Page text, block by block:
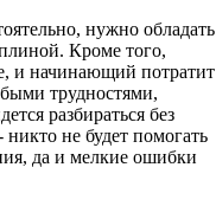
нужно обладать
Кроме того,
и начинающий потратит
трудностями,
разбираться без
не будет помогать
да и мелкие ошибки